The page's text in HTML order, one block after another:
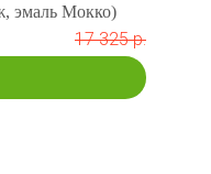
эмаль Мокко)
17 325 р.